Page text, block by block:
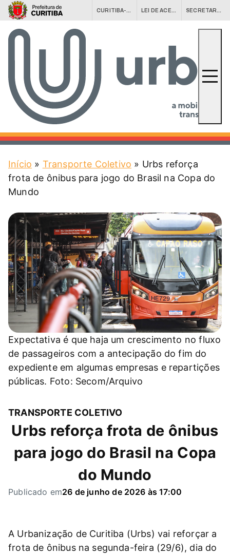
CURITIBA-OUVE LEI DE ACESSO À INFORMAÇÃO (LAI) SECRETARIAS MUNICIPAIS
Conheça a URBS
Serviços
URBS Agora
Central 156
Início » Transporte Coletivo » Urbs reforça
frota de ônibus para jogo do Brasil na Copa do
Mundo
Expectativa é que haja um crescimento no fluxo
de passageiros com a antecipação do fim do
expediente em algumas empresas e repartições
públicas. Foto: Secom/Arquivo
TRANSPORTE COLETIVO
Urbs reforça frota de ônibus
para jogo do Brasil na Copa
do Mundo
Publicado em26 de junho de 2026 às 17:00
A Urbanização de Curitiba (Urbs) vai reforçar a
frota de ônibus na segunda-feira (29/6), dia do